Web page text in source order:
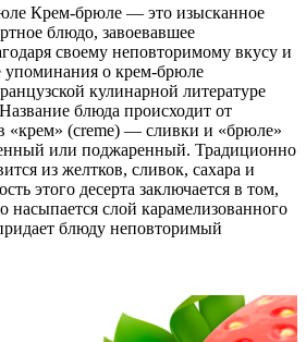
Крем-брюле — это изысканное
блюдо, завоевавшее
своему неповторимому вкусу и
упоминания о крем-брюле
кулинарной литературе
блюда происходит от
«крем» (creme) — сливки и «брюле»
или поджаренный. Традиционно
из желтков, сливок, сахара и
этого десерта заключается в том,
насыпается слой карамелизованного
блюду неповторимый